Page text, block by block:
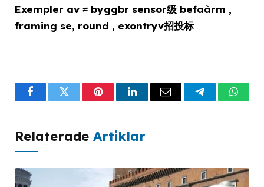
Exempler av ≠ byggbr sensor级 befaàrm ,
framing se, round , exontryv招投标
FacebookTwitterPinterestLinkedInEmail Telegram
Relaterade Artiklar